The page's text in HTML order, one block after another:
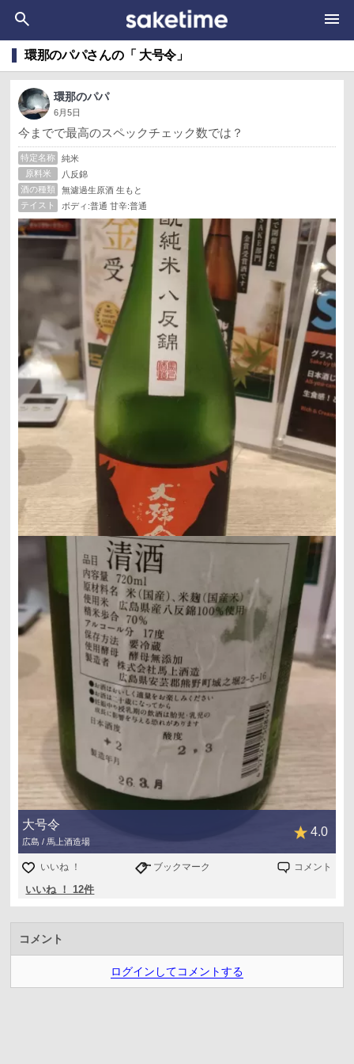
環那のパパさんの「 大号令」
環那のパパ
6月5日
今までで最高のスペックチェック数では？
特定名称
純米
原料米
八反錦
酒の種類
無濾過生原酒 生もと
テイスト
ボディ:普通 甘辛:普通
大号令
広島 / 馬上酒造場
4.0
いいね ！ ブックマーク コメント
いいね ！ 12件
コメント
ログインしてコメントする